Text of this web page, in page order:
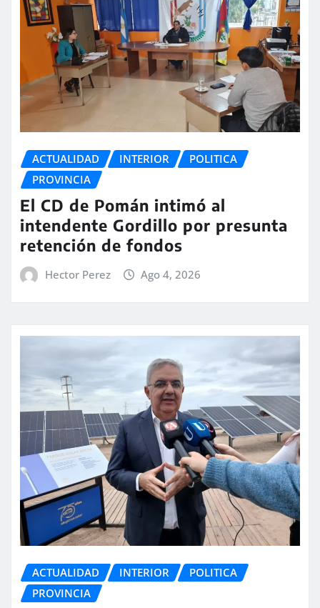
ACTUALIDAD INTERIOR
POLITICA
PROVINCIA
El CD de Pomán intimó al
intendente Gordillo por presunta
retención de fondos
Hector Perez Ago 4, 2026
ACTUALIDAD INTERIOR
POLITICA
PROVINCIA